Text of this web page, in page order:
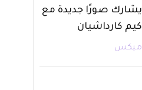
يشارك صورًا جديدة مع
كيم كارداشيان
ميكس